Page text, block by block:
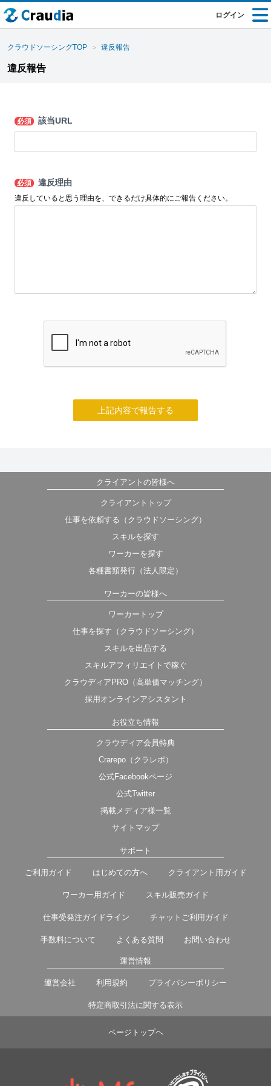
ログイン
クラウドソーシングTOP 違反報告
違反報告
必須 該当URL
必須 違反理由
違反していると思う理由を、できるだけ具体的にご報告ください。
上記内容で報告する
クライアントの皆様へ
クライアントトップ
仕事を依頼する（クラウドソーシング）
スキルを探す
ワーカーを探す
各種書類発行（法人限定）
ワーカーの皆様へ
ワーカートップ
仕事を探す（クラウドソーシング）
スキルを出品する
スキルアフィリエイトで稼ぐ
クラウディアPRO（高単価マッチング）
採用オンラインアシスタント
お役立ち情報
クラウディア会員特典
Crarepo（クラレポ）
公式Facebookページ
公式Twitter
掲載メディア様一覧
サイトマップ
サポート
ご利用ガイド はじめての方へ クライアント用ガイド
ワーカー用ガイド スキル販売ガイド
仕事受発注ガイドライン チャットご利用ガイド
手数料について よくある質問 お問い合わせ
運営情報
運営会社 利用規約 プライバシーポリシー
特定商取引法に関する表示
ページトップヘ